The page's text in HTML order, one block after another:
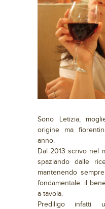
Sono Letizia,
origine ma
anno.
Dal 2013 scrivo nel
spaziando dalle
mantenendo
fondamentale: il
a tavola.
Prediligo infatti